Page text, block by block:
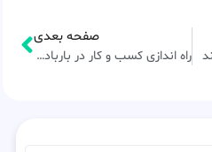
صفحه بعدی
راه اندازی کسب و کار در باربادوس